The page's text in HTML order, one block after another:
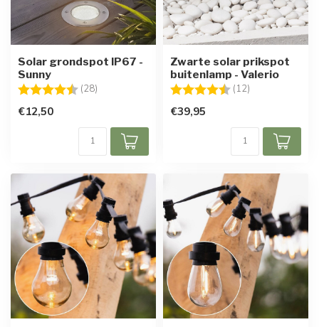
Solar grondspot IP67 -
Sunny
Beoordeling: (28)
€12,50
Zwarte solar prikspot
buitenlamp - Valerio
Beoordeling: (12)
€39,95